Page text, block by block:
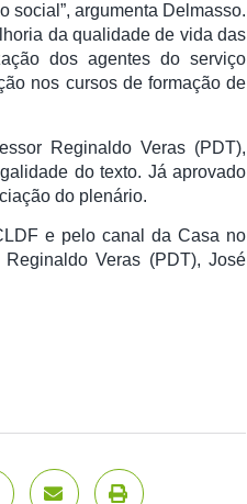
social”, argumenta Delmasso.
da qualidade de vida das
dos agentes do serviço
nos cursos de formação de
Reginaldo Veras (PDT),
do texto. Já aprovado
do plenário.
e pelo canal da Casa no
Veras (PDT), José